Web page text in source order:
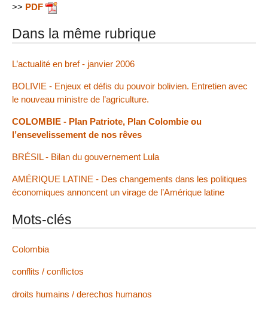
>> PDF
Dans la même rubrique
L’actualité en bref - janvier 2006
BOLIVIE - Enjeux et défis du pouvoir bolivien. Entretien avec
le nouveau ministre de l’agriculture.
COLOMBIE - Plan Patriote, Plan Colombie ou
l’ensevelissement de nos rêves
BRÉSIL - Bilan du gouvernement Lula
AMÉRIQUE LATINE - Des changements dans les politiques
économiques annoncent un virage de l’Amérique latine
Mots-clés
Colombia
conflits / conflictos
droits humains / derechos humanos